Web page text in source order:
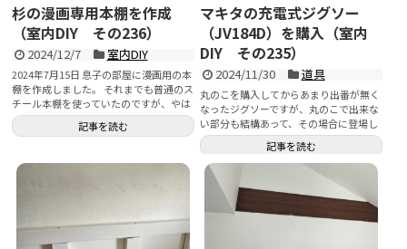
杉の漫画専用本棚を作成
（室内DIY その236）
2024/12/7 室内DIY
2024年7月15日 息子の部屋に漫画用の本
棚を作成しました。 それまでも普通のス
チール本棚を使っていたのですが、やは
り...
記事を読む
マキタの充電式ジグソー
（JV184D）を購入（室内
DIY その235）
2024/11/30 道具
丸のこを購入してからあまり出番が無く
なったジグソーですが、丸のこで出来な
い部分も結構あって、その場合に登場し
ます。 特に今作っ...
記事を読む